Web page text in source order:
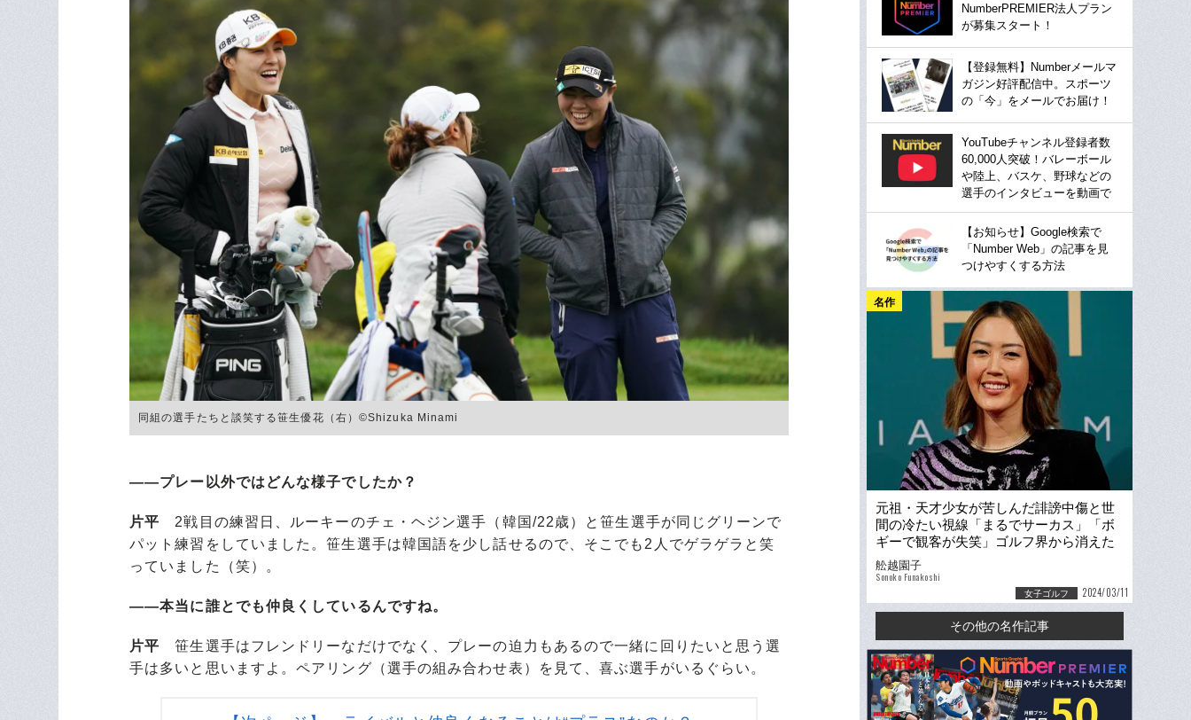
同組の選手たちと談笑する笹生優花（右）©︎Shizuka Minami
――プレー以外ではどんな様子でしたか？
片平 2戦目の練習日、ルーキーのチェ・ヘジン選手（韓国/22歳）と笹生選手が同じグリーンで
パット練習をしていました。笹生選手は韓国語を少し話せるので、そこでも2人でゲラゲラと笑
っていました（笑）。
――本当に誰とでも仲良くしているんですね。
片平 笹生選手はフレンドリーなだけでなく、プレーの迫力もあるので一緒に回りたいと思う選
手は多いと思いますよ。ペアリング（選手の組み合わせ表）を見て、喜ぶ選手がいるぐらい。
NumberPREMIER法人プラン
が募集スタート！
【登録無料】Numberメールマ
ガジン好評配信中。スポーツ
の「今」をメールでお届け！
YouTubeチャンネル登録者数
60,000人突破！バレーボール
や陸上、バスケ、野球などの
選手のインタビューを動画で
【お知らせ】Google検索で
「Number Web」の記事を見
つけやすくする方法
名作
元祖・天才少女が苦しんだ誹謗中傷と世
間の冷たい視線「まるでサーカス」「ボ
ギーで観客が失笑」ゴルフ界から消えた
ミッシェル・ウィーの今
舩越園子
Sonoko Funakoshi
女子ゴルフ 2024/03/11
その他の名作記事